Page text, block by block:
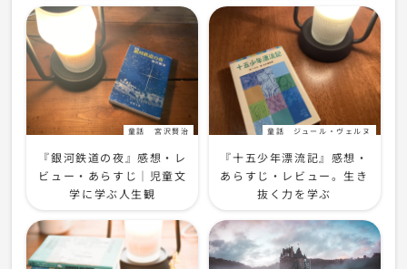
童話 宮沢賢治
『銀河鉄道の夜』感想・レ
ビュー・あらすじ｜児童文
学に学ぶ人生観
童話 ジュール・ヴェルヌ
『十五少年漂流記』感想・
あらすじ・レビュー。生き
抜く力を学ぶ